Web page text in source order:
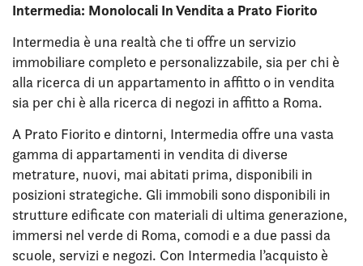
Intermedia: Monolocali In Vendita a Prato Fiorito
Intermedia è una realtà che ti offre un servizio
immobiliare completo e personalizzabile, sia per chi è
alla ricerca di un appartamento in affitto o in vendita
sia per chi è alla ricerca di negozi in affitto a Roma.
A Prato Fiorito e dintorni, Intermedia offre una vasta
gamma di appartamenti in vendita di diverse
metrature, nuovi, mai abitati prima, disponibili in
posizioni strategiche. Gli immobili sono disponibili in
strutture edificate con materiali di ultima generazione,
immersi nel verde di Roma, comodi e a due passi da
scuole, servizi e negozi. Con Intermedia l’acquisto è